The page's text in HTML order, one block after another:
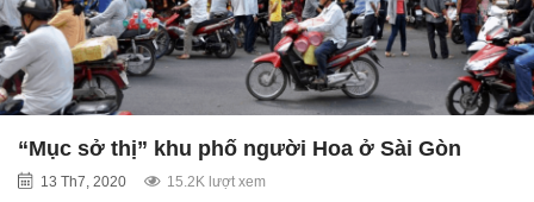
“Mục sở thị” khu phố người Hoa ở Sài Gòn
13 Th7, 2020 15.2K lượt xem